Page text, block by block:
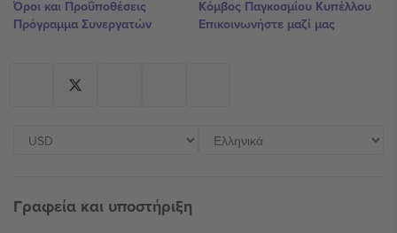
Όροι και Προΰποθέσεις
Πρόγραμμα Συνεργατών
Κόμβος Παγκοσμίου Κυπέλλου
Επικοινωνήστε μαζί μας
Γραφεία και υποστήριξη